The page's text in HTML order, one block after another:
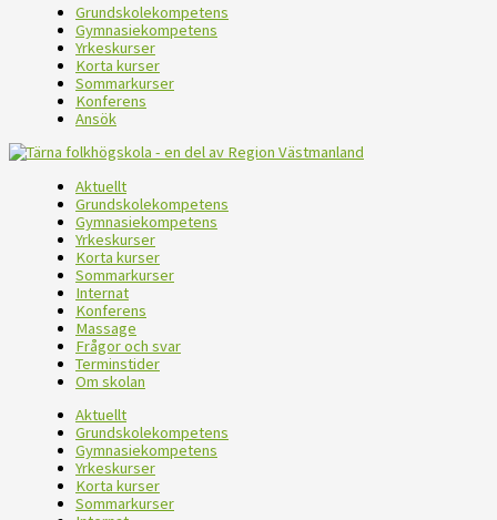
Grundskolekompetens
Gymnasiekompetens
Yrkeskurser
Korta kurser
Sommarkurser
Konferens
Ansök
Aktuellt
Grundskolekompetens
Gymnasiekompetens
Yrkeskurser
Korta kurser
Sommarkurser
Internat
Konferens
Massage
Frågor och svar
Terminstider
Om skolan
Aktuellt
Grundskolekompetens
Gymnasiekompetens
Yrkeskurser
Korta kurser
Sommarkurser